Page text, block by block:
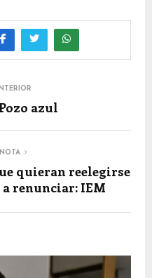
azul
quieran reelegirse
renunciar: IEM